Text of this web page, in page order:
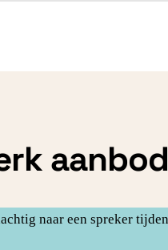
aanbod